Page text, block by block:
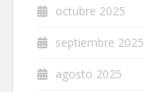
octubre 2025
septiembre 2025
agosto 2025